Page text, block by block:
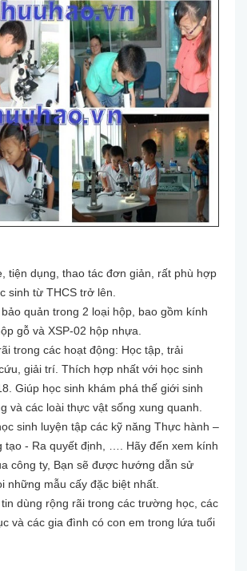
tiện dụng, thao tác đơn giản, rất phù hợp
sinh từ THCS trở lên.
quản trong 2 loại hộp, bao gồm kính
gỗ và XSP-02 hộp nhựa.
trong các hoạt động: Học tập, trải
giải trí. Thích hợp nhất với học sinh
Giúp học sinh khám phá thế giới sinh
và các loài thực vật sống xung quanh.
sinh luyện tập các kỹ năng Thực hành –
tạo - Ra quyết định, …. Hãy đến xem kính
công ty, Bạn sẽ được hướng dẫn sử
những mẫu cấy đặc biệt nhất.
dùng rộng rãi trong các trường học, các
và các gia đình có con em trong lứa tuổi